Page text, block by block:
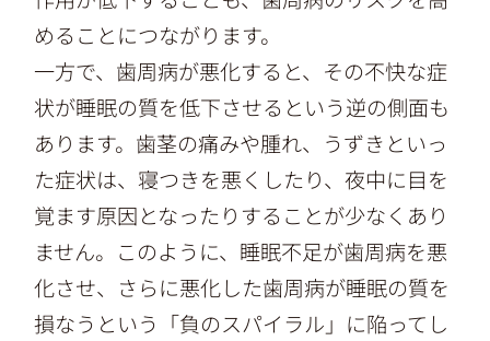
めることにつながります。
一方で、歯周病が悪化すると、その不快な症
状が睡眠の質を低下させるという逆の側面も
あります。歯茎の痛みや腫れ、うずきといっ
た症状は、寝つきを悪くしたり、夜中に目を
覚ます原因となったりすることが少なくあり
ません。このように、睡眠不足が歯周病を悪
化させ、さらに悪化した歯周病が睡眠の質を
損なうという「負のスパイラル」に陥ってし